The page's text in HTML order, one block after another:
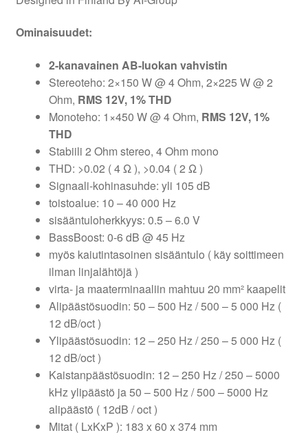
Ominaisuudet:
2-kanavainen AB-luokan vahvistin
Stereoteho: 2×150 W @ 4 Ohm, 2×225 W @ 2
Ohm, RMS 12V, 1% THD
Monoteho: 1×450 W @ 4 Ohm, RMS 12V, 1%
THD
Stabiili 2 Ohm stereo, 4 Ohm mono
THD: >0.02 ( 4 Ω ), >0.04 ( 2 Ω )
Signaali-kohinasuhde: yli 105 dB
toistoalue: 10 – 40 000 Hz
sisääntuloherkkyys: 0.5 – 6.0 V
BassBoost: 0-6 dB @ 45 Hz
myös kaiutintasoinen sisääntulo ( käy soittimeen
ilman linjalähtöjä )
virta- ja maaterminaaliin mahtuu 20 mm² kaapelit
Alipäästösuodin: 50 – 500 Hz / 500 – 5 000 Hz (
12 dB/oct )
Ylipäästösuodin: 12 – 250 Hz / 250 – 5 000 Hz (
12 dB/oct )
Kaistanpäästösuodin: 12 – 250 Hz / 250 – 5000
kHz ylipäästö ja 50 – 500 Hz / 500 – 5000 Hz
alipäästö ( 12dB / oct )
Mitat ( LxKxP ): 183 x 60 x 374 mm